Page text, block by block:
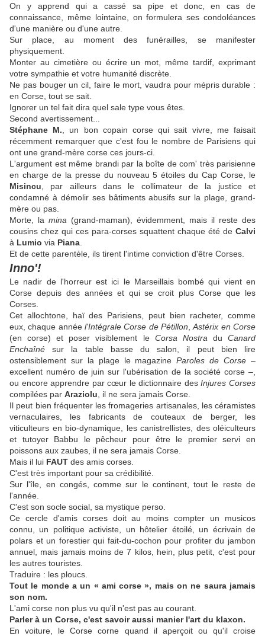
On y apprend qui a cassé sa pipe et donc, en cas de
connaissance, même lointaine, on formulera ses condoléances
d'une manière ou d'une autre.
Sur place, au moment des funérailles, se manifester
physiquement.
Monter au cimetière ou écrire un mot, même tardif, exprimant
votre sympathie et votre humanité discrète.
Ne pas bouger un cil, faire le mort, vaudra pour mépris durable :
en Corse, tout se sait.
Ignorer un tel fait dira quel sale type vous êtes.
Second avertissement...
Stéphane M. , un bon copain corse qui sait vivre, me faisait
récemment remarquer que c'est fou le nombre de Parisiens qui
ont une grand-mère corse ces jours-ci.
L'argument est même brandi par la boîte de com' très parisienne
en charge de la presse du nouveau 5 étoiles du Cap Corse, le
Misincu , par ailleurs dans le collimateur de la justice et
condamné à démolir ses bâtiments abusifs sur la plage, grand-
mère ou pas.
Morte, la mina (grand-maman), évidemment, mais il reste des
cousins chez qui ces para-corses squattent chaque été de Calvi
à Lumio via Piana
Et de cette parentèle, ils tirent l'intime conviction d'être Corses.
Inno'!
Le nadir de l'horreur est ici le Marseillais bombé qui vient en
Corse depuis des années et qui se croit plus Corse que les
Corses.
Cet allochtone, haï des Parisiens, peut bien racheter, comme
eux, chaque année l'Intégrale Corse de Pétillon ,Astérix en Corse
(en corse) et poser visiblement le Corsa Nostra duCanard
Enchaîné sur la table basse du salon, il peut bien lire
ostensiblement sur la plage le magazineParoles de Corse –
excellent numéro de juin sur l'ubérisation de la société corse –,
ou encore apprendre par cœur le dictionnaire desInjures Corses
compilées par Araziolu , il ne sera jamais Corse.
Il peut bien fréquenter les fromageries artisanales, les céramistes
vernaculaires, les fabricants de couteaux de berger, les
viticulteurs en bio-dynamique, les canistrellistes, des oléiculteurs
et tutoyer Babbu le pêcheur pour être le premier servi en
poissons aux zaubes, il ne sera jamais Corse.
Mais il lui FAUT des amis corses.
C'est très important pour sa crédibilité.
Sur l'île, en congés, comme sur le continent, tout le reste de
l'année.
C'est son socle social, sa mystique perso.
Ce cercle d'amis corses doit au moins compter un musicos
connu, un politique activiste, un hôtelier étoilé, un écrivain de
polars et un forestier qui fait-du-cochon pour profiter du jambon
annuel, mais jamais moins de 7 kilos, hein, plus petit, c'est pour
les autres touristes.
Traduire : les ploucs.
Tout le monde a un « ami corse », mais on ne saura jamais
son nom.
L'ami corse non plus vu qu'il n'est pas au courant.
Parler à un Corse, c'est savoir aussi manier l'art du klaxon.
En voiture, le Corse corne quand il aperçoit ou qu'il croise